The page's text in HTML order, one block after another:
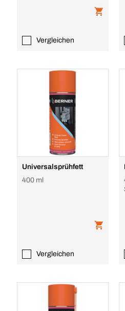
Vergleichen
Universalsprühfett
400 ml
Vergleichen